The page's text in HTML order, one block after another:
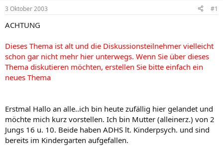
m
3 Oktober 2003 #1
ACHTUNG
Dieses Thema ist alt und die Diskussionsteilnehmer vielleicht
schon gar nicht mehr hier unterwegs. Wenn Sie über dieses
Thema diskutieren möchten, erstellen Sie bitte einfach ein
neues Thema
Erstmal Hallo an alle..ich bin heute zufällig hier gelandet und
möchte mich kurz vorstellen. Ich bin Mutter (alleinerz.) von 2
Jungs 16 u. 10. Beide haben ADHS lt. Kinderpsych. und sind
bereits im Kindergarten aufgefallen.